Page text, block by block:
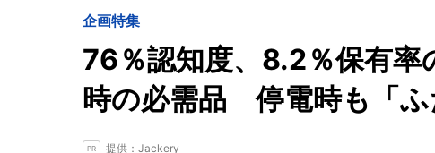
企画特集
76％認知度、8.2％保有率
時の必需品 停電時も「ふ
提供：Jackery